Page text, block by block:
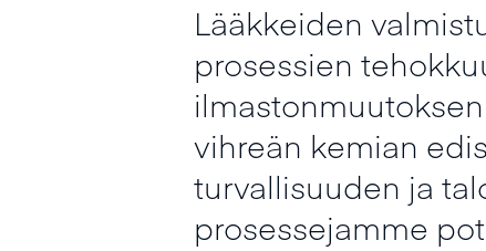
Lääkkeiden
prosessien
vihreän kemian
turvallisuuden ja
prosessejamme